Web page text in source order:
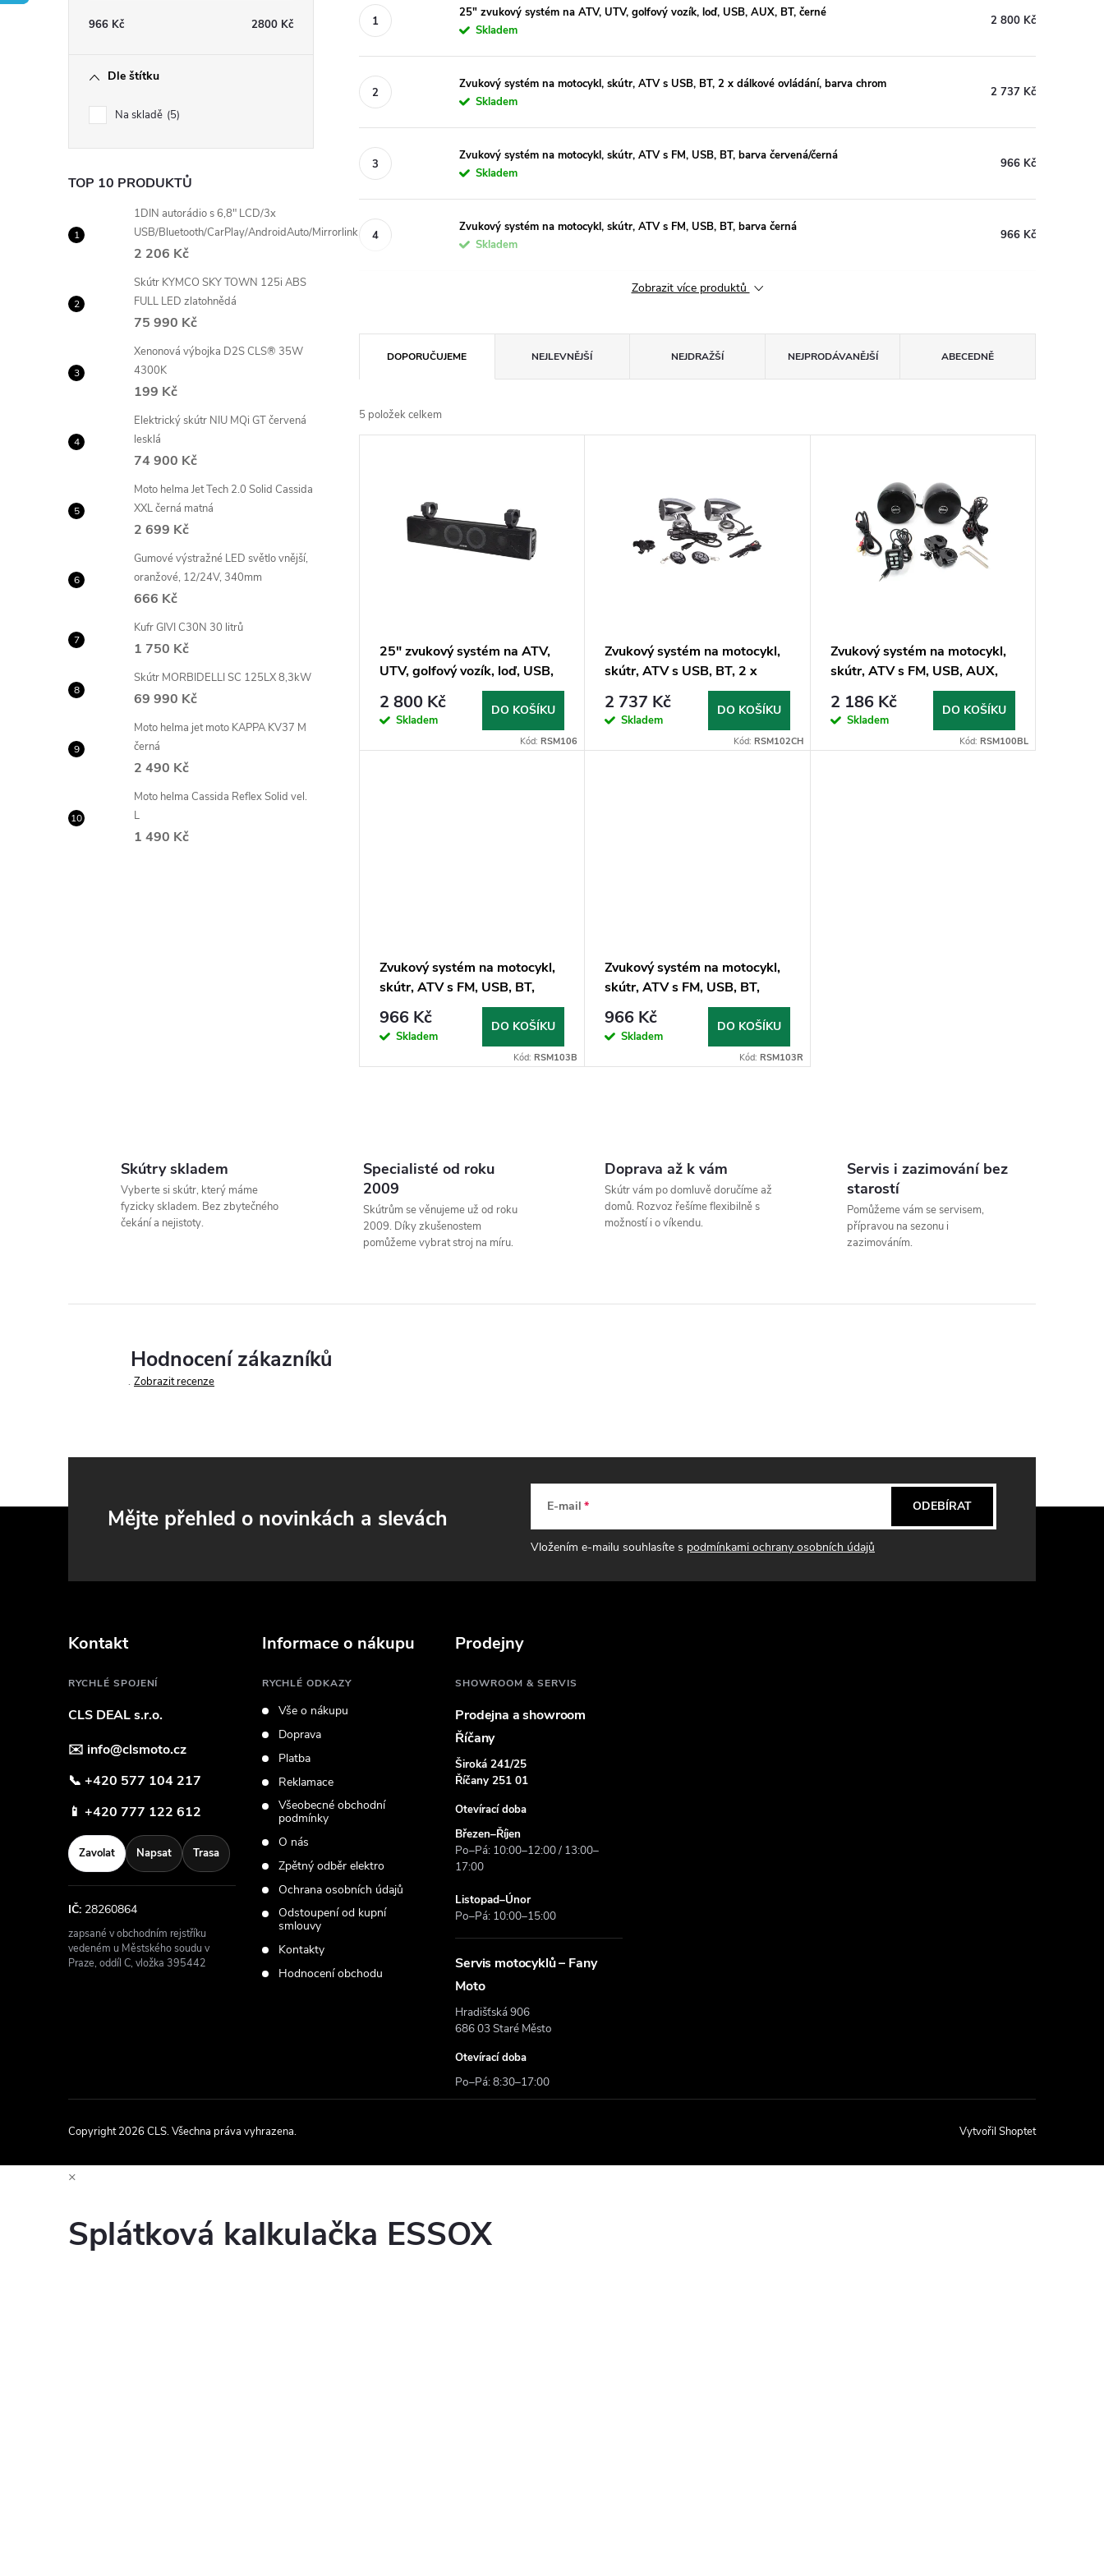
n
n
í
a
e
l
966 Kč 2800 Kč
Dle štítku
Na skladě 5
TOP 10 PRODUKTŮ
1DIN autorádio s 6,8" LCD/3x
USB/Bluetooth/CarPlay/AndroidAuto/Mirrorlink
2 206 Kč
Skútr KYMCO SKY TOWN 125i ABS
FULL LED zlatohnědá
75 990 Kč
Xenonová výbojka D2S CLS® 35W
4300K
199 Kč
Elektrický skútr NIU MQi GT červená
lesklá
74 900 Kč
Moto helma Jet Tech 2.0 Solid Cassida
XXL černá matná
2 699 Kč
Gumové výstražné LED světlo vnější,
oranžové, 12/24V, 340mm
666 Kč
Kufr GIVI C30N 30 litrů
1 750 Kč
Skútr MORBIDELLI SC 125LX 8,3kW
69 990 Kč
Moto helma jet moto KAPPA KV37 M
černá
2 490 Kč
Moto helma Cassida Reflex Solid vel.
L
1 490 Kč
25" zvukový systém na ATV, UTV, golfový vozík, loď, USB, AUX, BT, černé
Skladem
2 800 Kč
Zvukový systém na motocykl, skútr, ATV s USB, BT, 2 x dálkové ovládání, barva chrom
Skladem
2 737 Kč
Zvukový systém na motocykl, skútr, ATV s FM, USB, BT, barva červená/černá
Skladem
966 Kč
Zvukový systém na motocykl, skútr, ATV s FM, USB, BT, barva černá
Skladem
966 Kč
Zobrazit více produktů
a
z
u
DOPORUČUJEME NEJLEVNĚJŠÍ NEJDRAŽŠÍ NEJPRODÁVANĚJŠÍ ABECEDNĚ
5 položek celkem
o
25" zvukový systém na ATV,
UTV, golfový vozík, loď, USB,
AUX, BT, černé
2 800 Kč
Skladem
DO KOŠÍKU
Kód:RSM106
Zvukový systém na motocykl,
skútr, ATV s USB, BT, 2 x
dálkové ovládání, barva chrom
2 737 Kč
Skladem
DO KOŠÍKU
Kód: RSM102CH
Zvukový systém na motocykl,
skútr, ATV s FM, USB, AUX,
BT, barva černá
2 186 Kč
Skladem
DO KOŠÍKU
Kód: RSM100BL
Zvukový systém na motocykl,
skútr, ATV s FM, USB, BT,
barva černá
966 Kč
Skladem
DO KOŠÍKU
Kód:RSM103B
Zvukový systém na motocykl,
skútr, ATV s FM, USB, BT,
barva červená/černá
966 Kč
Skladem
DO KOŠÍKU
Kód: RSM103R
v
l
á
d
v
y
ý
i
Skútry skladem
Vyberte si skútr, který máme
fyzicky skladem. Bez zbytečného
čekání a nejistoty.
Specialisté od roku
2009
Skútrům se věnujeme už od roku
2009. Díky zkušenostem
pomůžeme vybrat stroj na míru.
Doprava až k vám
Skútr vám po domluvě doručíme až
domů. Rozvoz řešíme flexibilně s
možností i o víkendu.
Servis i zazimování bez
starostí
Pomůžeme vám se servisem,
přípravou na sezonu i
zazimováním.
Hodnocení zákazníků
Zobrazit recenze
Mějte přehled o novinkách a slevách E-mail
Vložením e-mailu souhlasíte s podmínkami ochrany osobních údajů
ODEBÍRAT
Prodejny
SHOWROOM & SERVIS
Prodejna a showroom
Říčany
Široká 241/25
Říčany 251 01
Otevírací doba
Březen–Říjen
Po–Pá: 10:00–12:00 / 13:00–
17:00
Listopad–Únor
Po–Pá: 10:00–15:00
Servis motocyklů – Fany
Moto
Hradišťská 906
686 03 Staré Město
Otevírací doba
Po–Pá: 8:30–17:00
Kontakt
RYCHLÉ SPOJENÍ
CLS DEAL s.r.o.
✉️ info@clsmoto.cz
📞 +420 577 104 217
📱 +420 777 122 612
Zavolat Napsat Trasa
IČ: 28260864
zapsané v obchodním rejstříku
vedeném u Městského soudu v
Praze, oddíl C, vložka 395442
Informace o nákupu
RYCHLÉ ODKAZY
Vše o nákupu
Doprava
Platba
Reklamace
Všeobecné obchodní
podmínky
O nás
Zpětný odběr elektro
Ochrana osobních údajů
Odstoupení od kupní
smlouvy
Kontakty
Hodnocení obchodu
Vytvořil Shoptet
Copyright 2026CLS. Všechna práva vyhrazena.
×
Splátková kalkulačka ESSOX